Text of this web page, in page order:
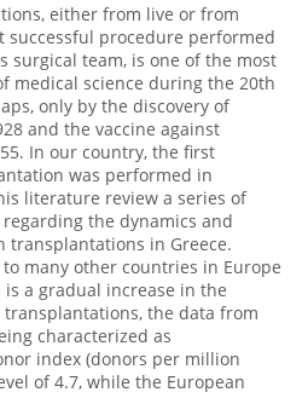
either from live or from
successful procedure performed
surgical team, is one of the most
medical science during the 20th
only by the discovery of
and the vaccine against
In our country, the first
was performed in
literature review a series of
the dynamics and
transplantations in Greece.
many other countries in Europe
a gradual increase in the
the data from
characterized as
index (donors per million
of 4.7, while the European